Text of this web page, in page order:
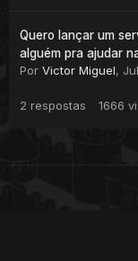
Quero lançar um
alguém pra ajudar
Por Victor Miguel,
2 respostas 1666